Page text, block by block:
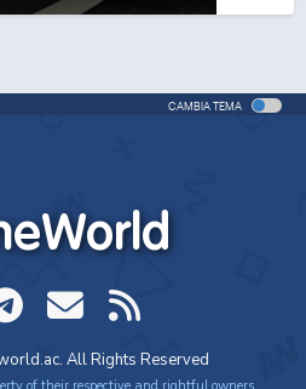
tri. 5: Kyousei
tri. 6: Bokura no Mirai
Last Evolution Kizuna
34 min/ep
(2020)
ep
CAMBIA TEMA
All Rights Reserved